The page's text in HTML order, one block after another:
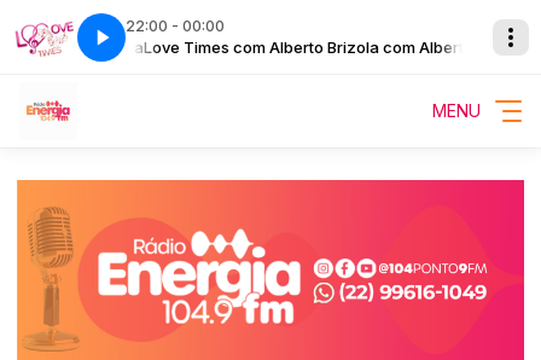
22:00 - 00:00
Alberto Brizola Love Times com Alberto Brizola com Alberto Brizola
MENU